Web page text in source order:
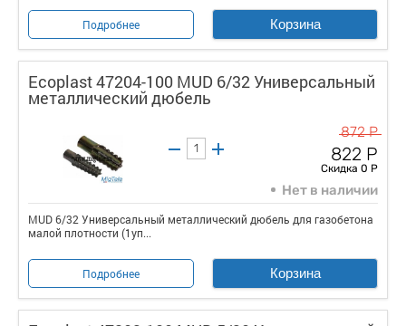
Подробнее Корзина
Ecoplast 47204-100 MUD 6/32 Универсальный
металлический дюбель
872 Р
822 Р
Скидка 0 Р
Нет в наличии
MUD 6/32 Универсальный металлический дюбель для газобетона
малой плотности (1уп...
Подробнее Корзина